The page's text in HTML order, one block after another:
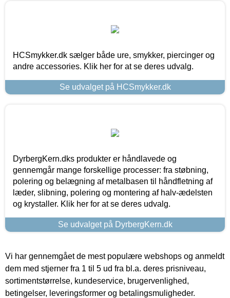
HCSmykker.dk sælger både ure, smykker, piercinger og
andre accessories. Klik her for at se deres udvalg.
Se udvalget på HCSmykker.dk
DyrbergKern.dks produkter er håndlavede og
gennemgår mange forskellige processer: fra støbning,
polering og belægning af metalbasen til håndfletning af
læder, slibning, polering og montering af halv-ædelsten
og krystaller. Klik her for at se deres udvalg.
Se udvalget på DyrbergKern.dk
Vi har gennemgået de mest populære webshops og anmeldt
dem med stjerner fra 1 til 5 ud fra bl.a. deres prisniveau,
sortimentstørrelse, kundeservice, brugervenlighed,
betingelser, leveringsformer og betalingsmuligheder.